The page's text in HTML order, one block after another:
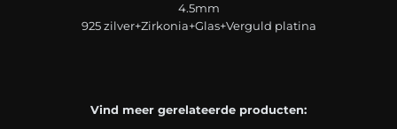
4.5mm
925 zilver+Zirkonia+Glas+Verguld platina
Vind meer gerelateerde producten: